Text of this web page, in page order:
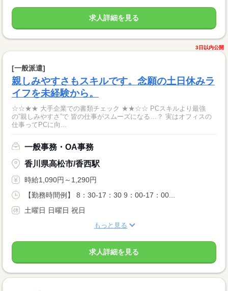
求人詳細を見る
3日以内公開
[一般派遣]
親しみやすさもスキルです。念願の土日休みラ
イフを未経験から。
☆☆★★ 大手企業での書類チェック ★★☆☆ PCスキルより最強
の”親しみやすさ”で 皆の仕事がスムーズになる…？ 実はオフィスの
仕事ってPCに向...
一般事務・OA事務
香川県高松市/香西駅
時給1,090円～1,290円
【勤務時間例】 8：30-17：30 9：00-17：00...
土曜日 日曜日 祝日
もっと見る
求人詳細を見る